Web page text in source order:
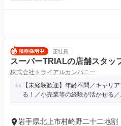
正社員
スーパーTRIALの店舗スタッ
株式会社トライアルカンパニー
【未経験歓迎】年齢不問／キャリ
る！／小売業等の経験が活かせる／
岩手県北上市村崎野二十二地割